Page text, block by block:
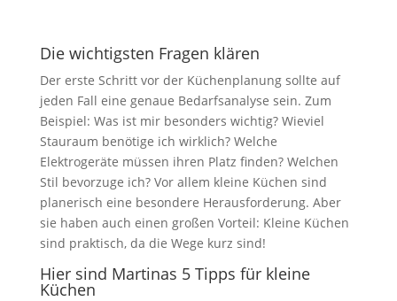
Die wichtigsten Fragen klären
Der erste Schritt vor der Küchenplanung sollte auf
jeden Fall eine genaue Bedarfsanalyse sein. Zum
Beispiel: Was ist mir besonders wichtig? Wieviel
Stauraum benötige ich wirklich? Welche
Elektrogeräte müssen ihren Platz finden? Welchen
Stil bevorzuge ich? Vor allem kleine Küchen sind
planerisch eine besondere Herausforderung. Aber
sie haben auch einen großen Vorteil: Kleine Küchen
sind praktisch, da die Wege kurz sind!
Hier sind Martinas 5 Tipps für kleine
Küchen